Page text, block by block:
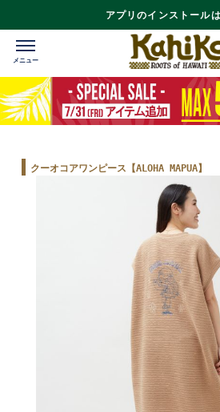
アプリのインストール
クーオコアワンピース【ALOHA MAPUA】